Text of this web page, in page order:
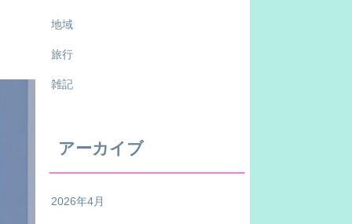
地域
旅行
雑記
アーカイブ
2026年4月